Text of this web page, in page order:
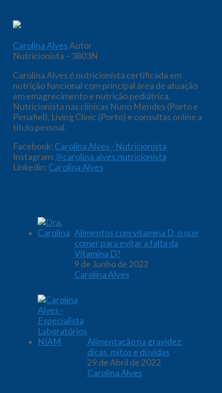
Carolina AlvesAutor
Nutricionista – 3803N
Carolina Alves é nutricionista certificada em
nutrição funcional com principal área de atuação
em emagrecimento e nutrição pediátrica.
Nutricionista nas clínicas Nuno Mendes (Porto e
Penafiel), Living Clinic (Porto) e consultas online a
título pessoal.
Facebook: Carolina Alves - Nutricionista
Instagram: @carolina.alves.nutricionista
Linkedin: Carolina Alves
Alimentos com vitamina D, o que
comer para evitar a falta da
Vitamina D?
9 de Junho de 2022
Carolina Alves
Alimentação na gravidez:
dicas, mitos e dúvidas
29 de Abril de 2022
Carolina Alves